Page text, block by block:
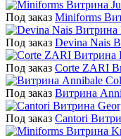
Под заказ Miniforms
Под заказ Devina Nais
Под заказ Corte ZARI
Под заказ Витрина
Под заказ Cantori